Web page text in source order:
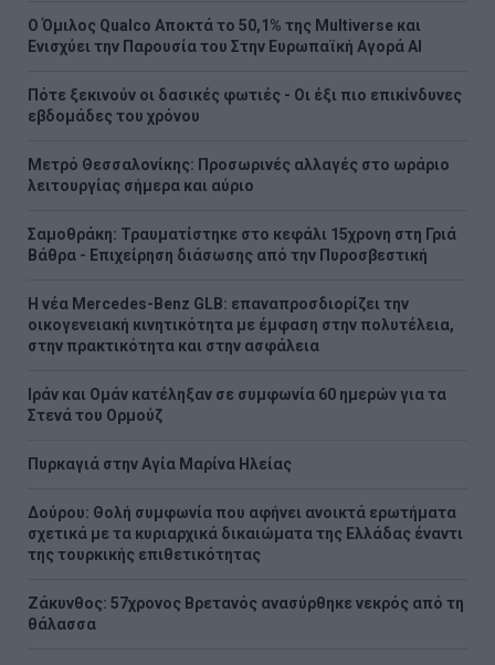
Ο Όμιλος Qualco Αποκτά το 50,1% της Multiverse και
Ενισχύει την Παρουσία του Στην Ευρωπαϊκή Αγορά ΑΙ
Πότε ξεκινούν οι δασικές φωτιές - Oι έξι πιο επικίνδυνες
εβδομάδες του χρόνου
Μετρό Θεσσαλονίκης: Προσωρινές αλλαγές στο ωράριο
λειτουργίας σήμερα και αύριο
Σαμοθράκη: Τραυματίστηκε στο κεφάλι 15χρονη στη Γριά
Βάθρα - Επιχείρηση διάσωσης από την Πυροσβεστική
Η νέα Mercedes-Benz GLB: επαναπροσδιορίζει την
οικογενειακή κινητικότητα με έμφαση στην πολυτέλεια,
στην πρακτικότητα και στην ασφάλεια
Ιράν και Ομάν κατέληξαν σε συμφωνία 60 ημερών για τα
Στενά του Ορμούζ
Πυρκαγιά στην Aγία Μαρίνα Ηλείας
Δούρου: Θολή συμφωνία που αφήνει ανοικτά ερωτήματα
σχετικά με τα κυριαρχικά δικαιώματα της Ελλάδας έναντι
της τουρκικής επιθετικότητας
Ζάκυνθος: 57χρονος Βρετανός ανασύρθηκε νεκρός από τη
θάλασσα